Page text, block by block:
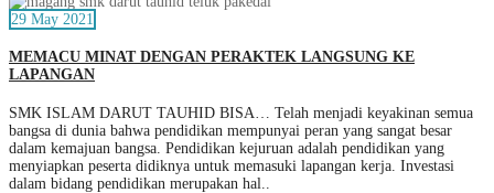
29 May 2021
MEMACU MINAT DENGAN PERAKTEK LANGSUNG KE
LAPANGAN
SMK ISLAM DARUT TAUHID BISA… Telah menjadi keyakinan semua
bangsa di dunia bahwa pendidikan mempunyai peran yang sangat besar
dalam kemajuan bangsa. Pendidikan kejuruan adalah pendidikan yang
menyiapkan peserta didiknya untuk memasuki lapangan kerja. Investasi
dalam bidang pendidikan merupakan hal..